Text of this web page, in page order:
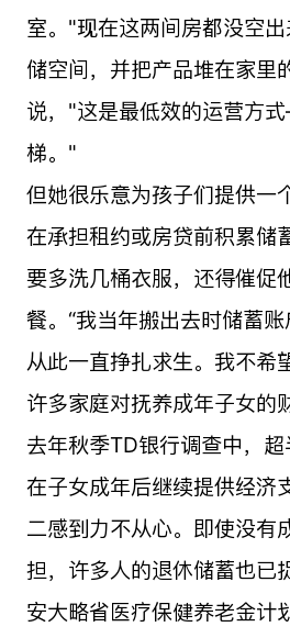
室。"现在这两间房都没空
储空间，并把产品堆在家里
说，"这是最低效的运营方
梯。"
但她很乐意为孩子们提供一
在承担租约或房贷前积累
要多洗几桶衣服，还得催促
餐。“我当年搬出去时储蓄账
从此一直挣扎求生。我不希
许多家庭对抚养成年子女的
去年秋季TD银行调查中，
在子女成年后继续提供经济
二感到力不从心。即使没有
担，许多人的退休储蓄也已
安大略省医疗保健养老金计